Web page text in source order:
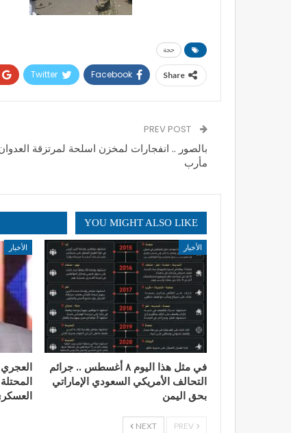
حجة
Share
Facebook
Twitter
بالصور .. انفجارات لمخزن اسلحة لمرتزقة
مأرب
YOU MIGHT ALSO LIKE
الأخبار
في مثل هذا اليوم ٨ أغسطس .. جرائم
التحالف الأمريكي السعودي الإماراتي
بحق اليمن
الأخبار
NEXT